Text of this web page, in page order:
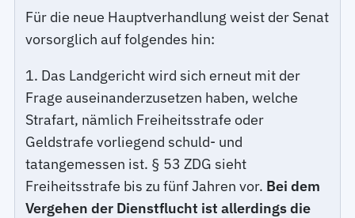
Für die neue Hauptverhandlung weist der Senat
vorsorglich auf folgendes hin:
1. Das Landgericht wird sich erneut mit der
Frage auseinanderzusetzen haben, welche
Strafart, nämlich Freiheitsstrafe oder
Geldstrafe vorliegend schuld- und
tatangemessen ist. § 53 ZDG sieht
Freiheitsstrafe bis zu fünf Jahren vor. Bei dem
Vergehen der Dienstflucht ist allerdings die